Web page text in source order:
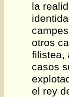
la
otros
filistea,
casos
el rey